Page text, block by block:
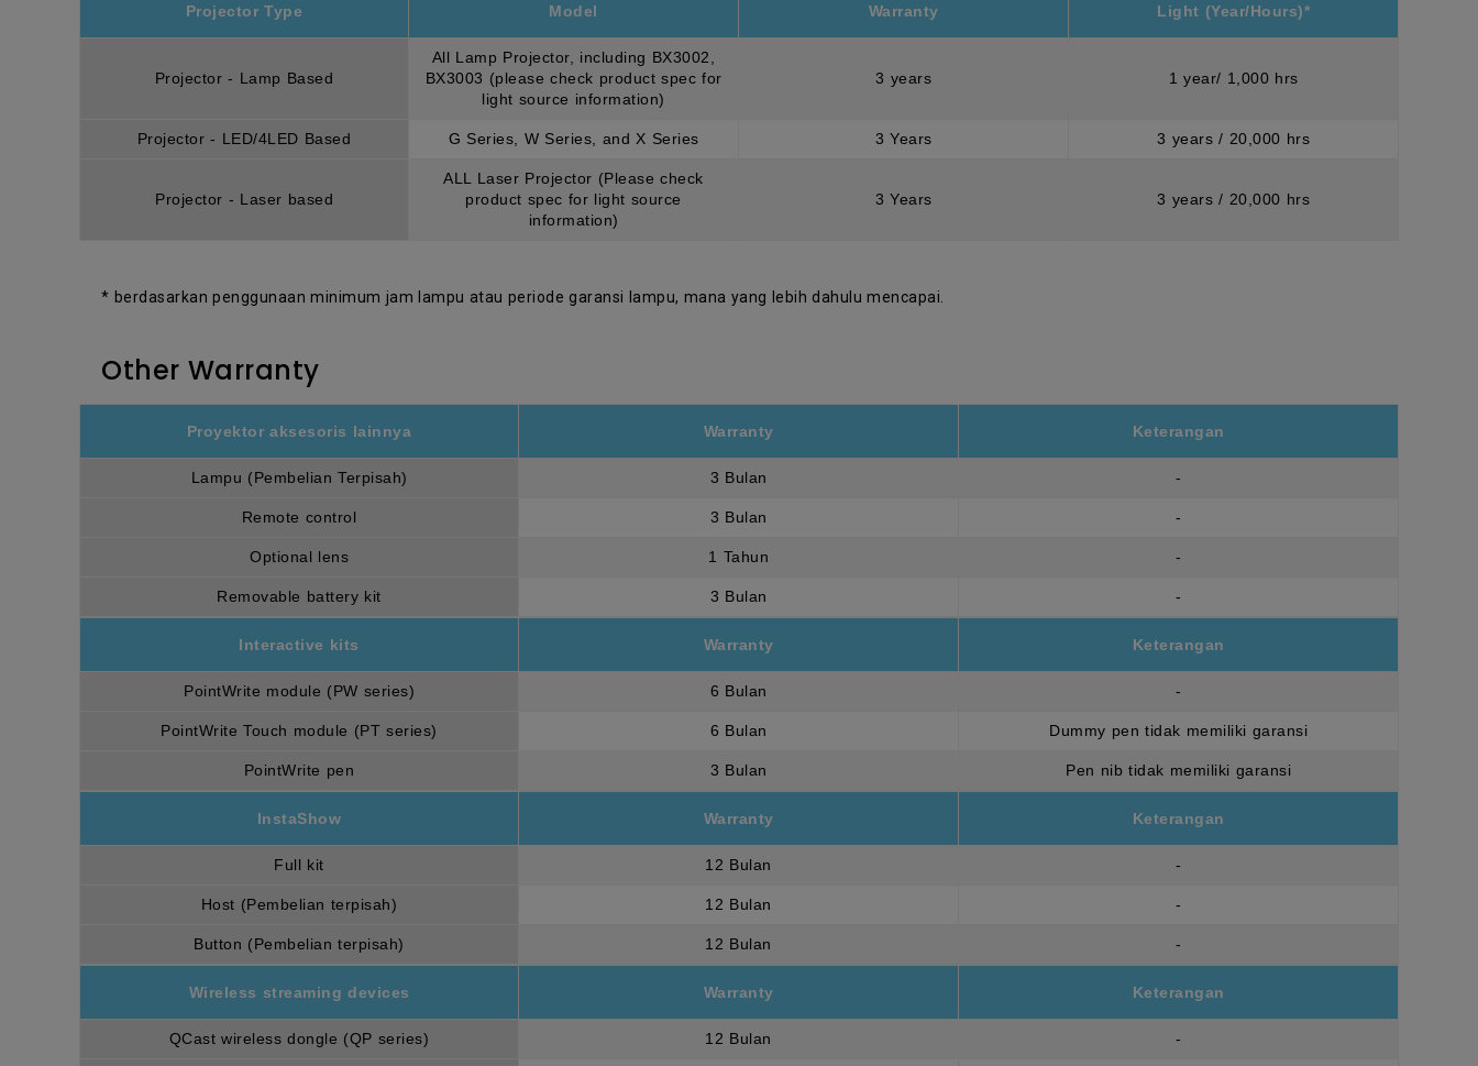
Projector Type Model Warranty Light (Year/Hours)*
Projector - Lamp Based
All Lamp Projector, including BX3002,
BX3003 (please check product spec for
light source information)
3 years 1 year/ 1,000 hrs
Projector - LED/4LED Based G Series, W Series, and X Series 3 Years 3 years / 20,000 hrs
Projector - Laser based
ALL Laser Projector (Please check
product spec for light source
information)
3 Years 3 years / 20,000 hrs
* berdasarkan penggunaan minimum jam lampu atau periode garansi lampu, mana yang lebih dahulu mencapai.
Other Warranty
Proyektor aksesoris lainnya Warranty Keterangan
Lampu (Pembelian Terpisah) 3 Bulan -
Remote control 3 Bulan -
Optional lens 1 Tahun -
Removable battery kit 3 Bulan -
Interactive kits Warranty Keterangan
PointWrite module (PW series) 6 Bulan -
PointWrite Touch module (PT series) 6 Bulan Dummy pen tidak memiliki garansi
PointWrite pen 3 Bulan Pen nib tidak memiliki garansi
InstaShow Warranty Keterangan
Full kit 12 Bulan -
Host (Pembelian terpisah) 12 Bulan -
Button (Pembelian terpisah) 12 Bulan -
Wireless streaming devices Warranty Keterangan
QCast wireless dongle (QP series) 12 Bulan -